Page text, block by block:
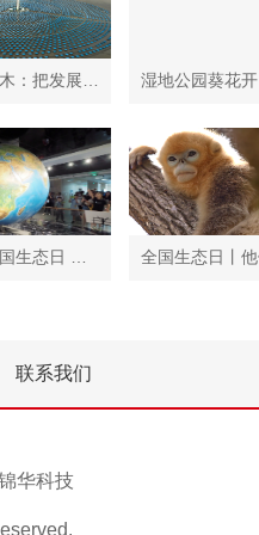
湿地公园葵花开
联系我们
华科技